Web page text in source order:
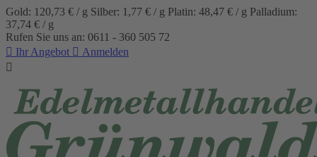
Gold: 120,73 € / g Silber: 1,77 € / g Platin: 48,47 € / g Palladium:
37,74 € / g
Rufen Sie uns an: 0611 - 360 505 72
 Ihr Angebot  Anmelden
